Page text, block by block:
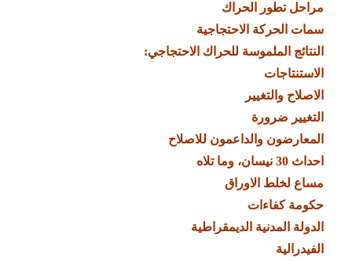
مراحل تطور الحراك
سمات الحركة الاحتجاجية
النتائج الملموسة للحراك الاحتجاجي:
الاستنتاجات
الاصلاح والتغيير
التغيير ضرورة
المعارضون والداعمون للاصلاح
احداث 30 نيسان، وما تلاه
مساع لخلط الاوراق
حكومة كفاءات
الدولة المدنية الديمقراطية
الفيدرالية